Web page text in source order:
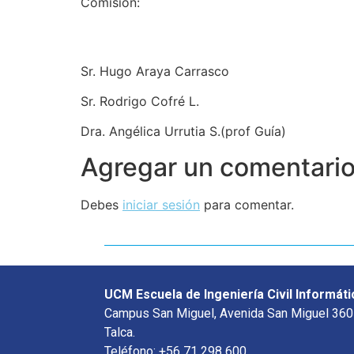
Sr. Hugo Araya Carrasco
Sr. Rodrigo Cofré L.
Dra. Angélica Urrutia S.(prof Guía)
Agregar un comentario
Debes iniciar sesión para comentar.
UCM Escuela de Ingeniería Civil
Campus San Miguel, Avenida San Miguel
Talca.